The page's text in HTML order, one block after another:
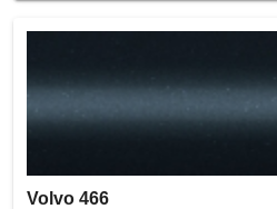
Volvo 466